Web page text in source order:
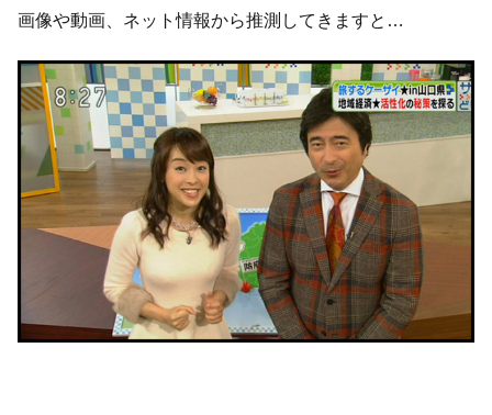
画像や動画、ネット情報から推測してきますと…